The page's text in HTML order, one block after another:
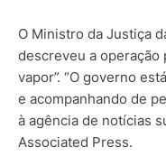
O Ministro da Justiça
descreveu a operação
vapor”. “O governo
e acompanhando de
à agência de notícias
Associated Press.